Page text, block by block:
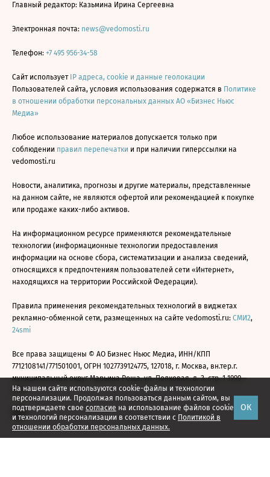
На нашем сайте используются cookie-файлы и технологии
персонализации. Продолжая пользоваться данным сайтом, вы
подтверждаете свое согласие на использование файлов cookie
и технологий персонализации в соответствии с Политикой в
отношении обработки персональных данных.
ОК
Главный редактор: Казьмина Ирина Сергеевна
Электронная почта: news@vedomosti.ru
Телефон: +7 495 956-34-58
Сайт использует IP адреса, cookie и данные геолокации
Пользователей сайта, условия использования содержатся в Политике
в отношении обработки персональных данных АО «Бизнес Ньюс
Медиа»
Любое использование материалов допускается только при
соблюдении правил перепечатки и при наличии гиперссылки на
vedomosti.ru
Новости, аналитика, прогнозы и другие материалы, представленные
на данном сайте, не являются офертой или рекомендацией к покупке
или продаже каких-либо активов.
На информационном ресурсе применяются рекомендательные
технологии (информационные технологии предоставления
информации на основе сбора, систематизации и анализа сведений,
относящихся к предпочтениям пользователей сети «Интернет»,
находящихся на территории Российской Федерации).
Правила применения рекомендательных технологий в виджетах
рекламно-обменной сети, размещенных на сайте vedomosti.ru: СМИ2,
24smi
Все права защищены © АО Бизнес Ньюс Медиа, ИНН/КПП
7712108141/771501001, ОГРН 1027739124775, 127018, г. Москва, вн.тер.г.
муниципальный округ Марьина Роща, ул. Полковая, д. 3, стр. 1 1999—
2026